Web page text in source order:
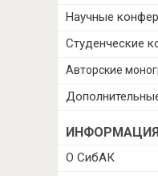
Научные
Студенческие
Авторские
ИНФОРМАЦИЯ
О СибАК